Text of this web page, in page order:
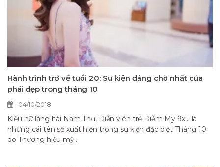
Hành trình trở về tuổi 20: Sự kiện đáng chờ nhất của
phái đẹp trong tháng 10
04/10/2018
Kiều nữ làng hài Nam Thư, Diễn viên trẻ Diễm My 9x… là
những cái tên sẽ xuất hiện trong sự kiện đặc biệt Tháng 10
do Thương hiệu mỹ...